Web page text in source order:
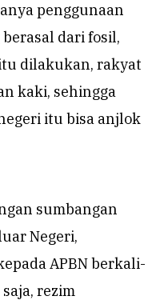
penggunaan
dari fosil,
dilakukan, rakyat
kaki, sehingga
itu bisa anjlok
sumbangan
Negeri,
APBN berkali-
rezim